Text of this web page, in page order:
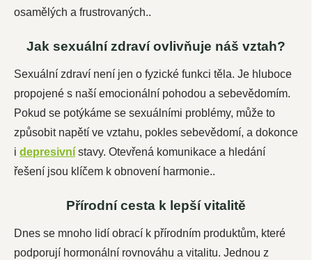
osamělých a frustrovaných..
Jak sexuální zdraví ovlivňuje náš vztah?
Sexuální zdraví není jen o fyzické funkci těla. Je hluboce
propojené s naší emocionální pohodou a sebevědomím.
Pokud se potýkáme se sexuálními problémy, může to
způsobit napětí ve vztahu, pokles sebevědomí, a dokonce
i depresivní stavy. Otevřená komunikace a hledání
řešení jsou klíčem k obnovení harmonie..
Přírodní cesta k lepší vitalitě
Dnes se mnoho lidí obrací k přírodním produktům, které
podporují hormonální rovnováhu a vitalitu. Jednou z